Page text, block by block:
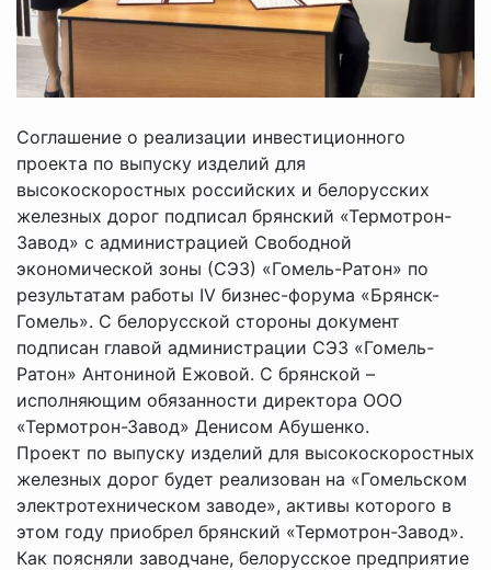
Соглашение о реализации инвестиционного
проекта по выпуску изделий для
высокоскоростных российских и белорусских
железных дорог подписал брянский «Термотрон-
Завод» с администрацией Свободной
экономической зоны (СЭЗ) «Гомель-Ратон» по
результатам работы IV бизнес-форума «Брянск-
Гомель». С белорусской стороны документ
подписан главой администрации СЭЗ «Гомель-
Ратон» Антониной Ежовой. С брянской –
исполняющим обязанности директора ООО
«Термотрон-Завод» Денисом Абушенко.
Проект по выпуску изделий для высокоскоростных
железных дорог будет реализован на «Гомельском
электротехническом заводе», активы которого в
этом году приобрел брянский «Термотрон-Завод».
Как поясняли заводчане, белорусское предприятие